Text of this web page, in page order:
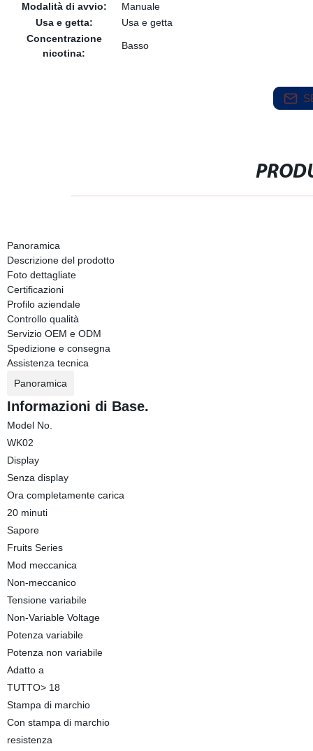
Modalità di avvio:
Manuale
Usa e getta:
Usa e getta
Concentrazione
nicotina:
Basso
Panoramica
Descrizione del prodotto
Foto dettagliate
Certificazioni
Profilo aziendale
Controllo qualità
Servizio OEM e ODM
Spedizione e consegna
Assistenza tecnica
Panoramica
Informazioni di Base.
Model No.
WK02
Display
Senza display
Ora completamente carica
20 minuti
Sapore
Fruits Series
Mod meccanica
Non-meccanico
Tensione variabile
Non-Variable Voltage
Potenza variabile
Potenza non variabile
Adatto a
TUTTO> 18
Stampa di marchio
Con stampa di marchio
resistenza